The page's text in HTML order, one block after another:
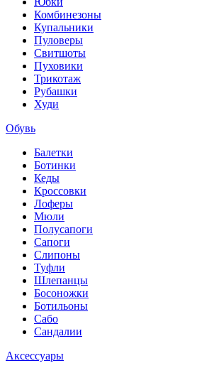
Комбинезоны
Купальники
Пуловеры
Свитшоты
Пуховики
Трикотаж
Рубашки
Худи
Обувь
Балетки
Ботинки
Кеды
Кроссовки
Лоферы
Мюли
Полусапоги
Сапоги
Слипоны
Туфли
Шлепанцы
Босоножки
Ботильоны
Сабо
Сандалии
Аксессуары